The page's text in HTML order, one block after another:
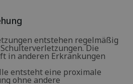
entstehen regelmäßig
Die
in anderen Erkrankungen
entsteht eine proximale
ohne andere